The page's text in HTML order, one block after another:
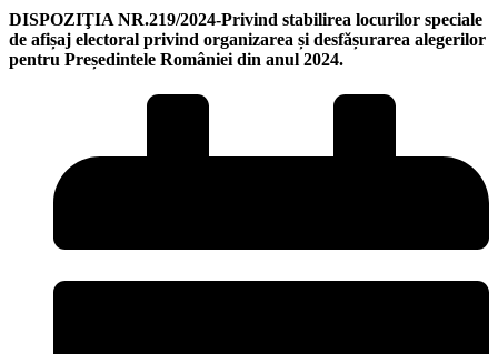
DISPOZIŢIA NR.219/2024-Privind stabilirea locurilor speciale
de afișaj electoral privind organizarea și desfășurarea alegerilor
pentru Președintele României din anul 2024.